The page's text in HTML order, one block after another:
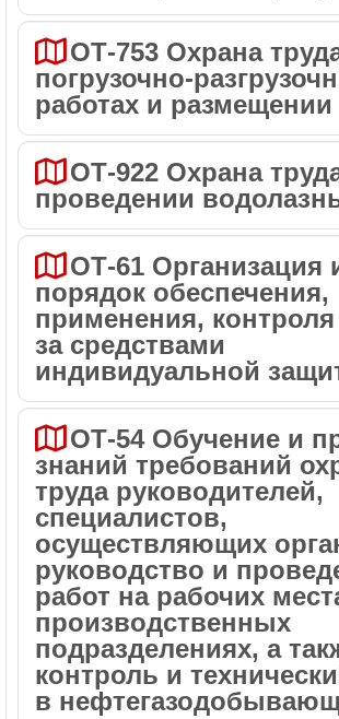
ОТ-753 Охрана
погрузочно-
работах и размещении
ОТ-922 Охрана
проведении
ОТ-61 Организация
порядок обеспечения,
применения,
за средствами
индивидуальной
ОТ-54 Обучение и
знаний требований
труда руководителей,
специалистов,
осуществляющих
руководство и
работ на рабочих
производственных
подразделениях, а
контроль и
в